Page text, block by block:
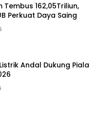
162,05Triliun,
Perkuat Daya Saing
Andal Dukung Piala